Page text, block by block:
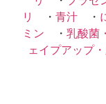
リ
・ 青汁 ・
ミン ・ 乳酸菌
ェイプアップ